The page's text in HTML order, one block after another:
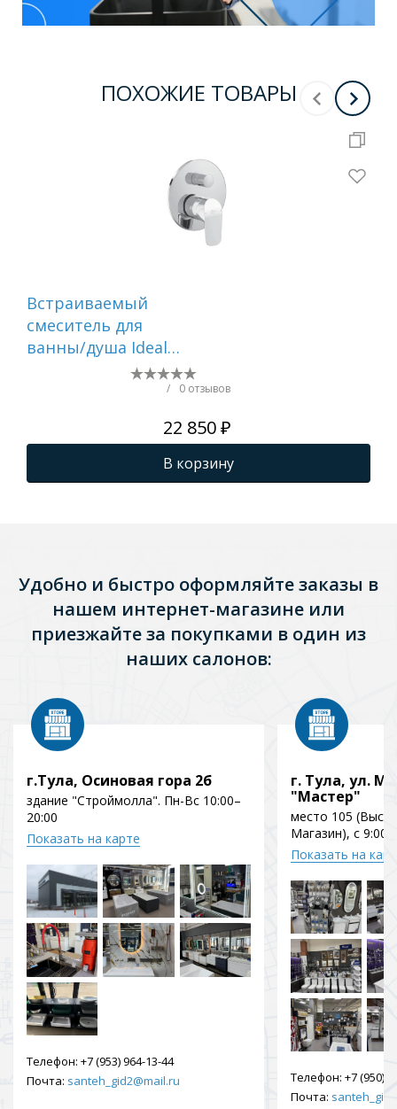
ПОХОЖИЕ ТОВАРЫ
Встраиваемый
смеситель для
ванны/душа Ideal
Standard Ceraflex,
/ 0 отзывов
22 850 ₽
В корзину
Удобно и быстро оформляйте заказы в
нашем интернет-магазине или
приезжайте за покупками в один из
наших салонов:
г.Тула, Осиновая гора 2б
здание "Строймолла". Пн-Вс 10:00–
20:00
Показать на карте
Телефон: +7 (953) 964-13-44
Почта: santeh_gid2@mail.ru
г. Тула, ул.
"Мастер"
место 105
Магазин), с 9:00
Показать на
Телефон: +7 (950)
Почта: